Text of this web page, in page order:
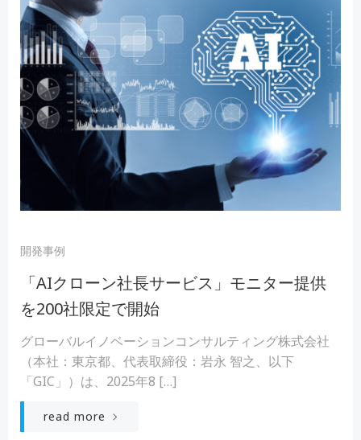
開発事例
「AIクローン社長サービス」モニター提供
を200社限定で開始
グローバルイノベーションコンサルティング株式会社
（本社：東京都、代表取締役：岩永 智之、以下
「GIC」）は、2025年8 […]
read more